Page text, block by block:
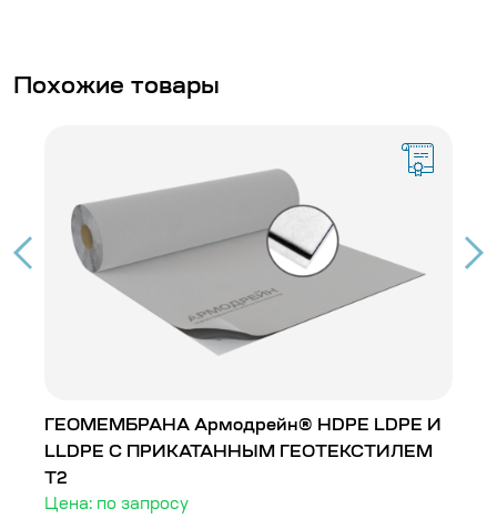
Похожие товары
ГЕОМЕМБРАНА Армодрейн® HDPE LDPE И
LLDPE С ПРИКАТАННЫМ ГЕОТЕКСТИЛЕМ
Т2
Цена: по запросу